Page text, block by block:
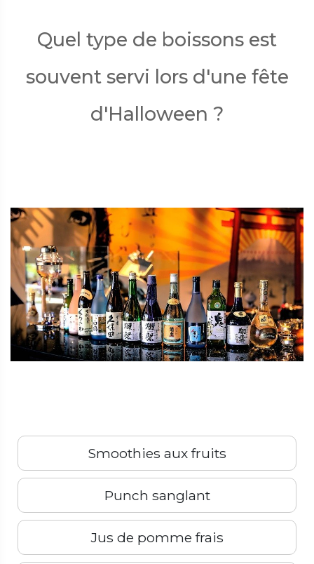
Quel type de boissons est
souvent servi lors d'une fête
d'Halloween ?
Smoothies aux fruits
Punch sanglant
Jus de pomme frais